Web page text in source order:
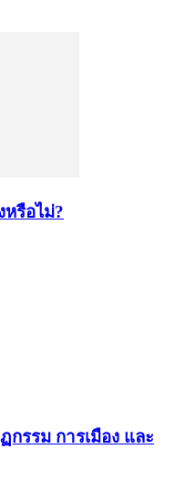
รือไม่?
รรม การเมือง และ